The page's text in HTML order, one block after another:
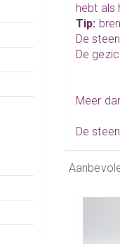
hebt als
Tip:
De
De
Meer
De